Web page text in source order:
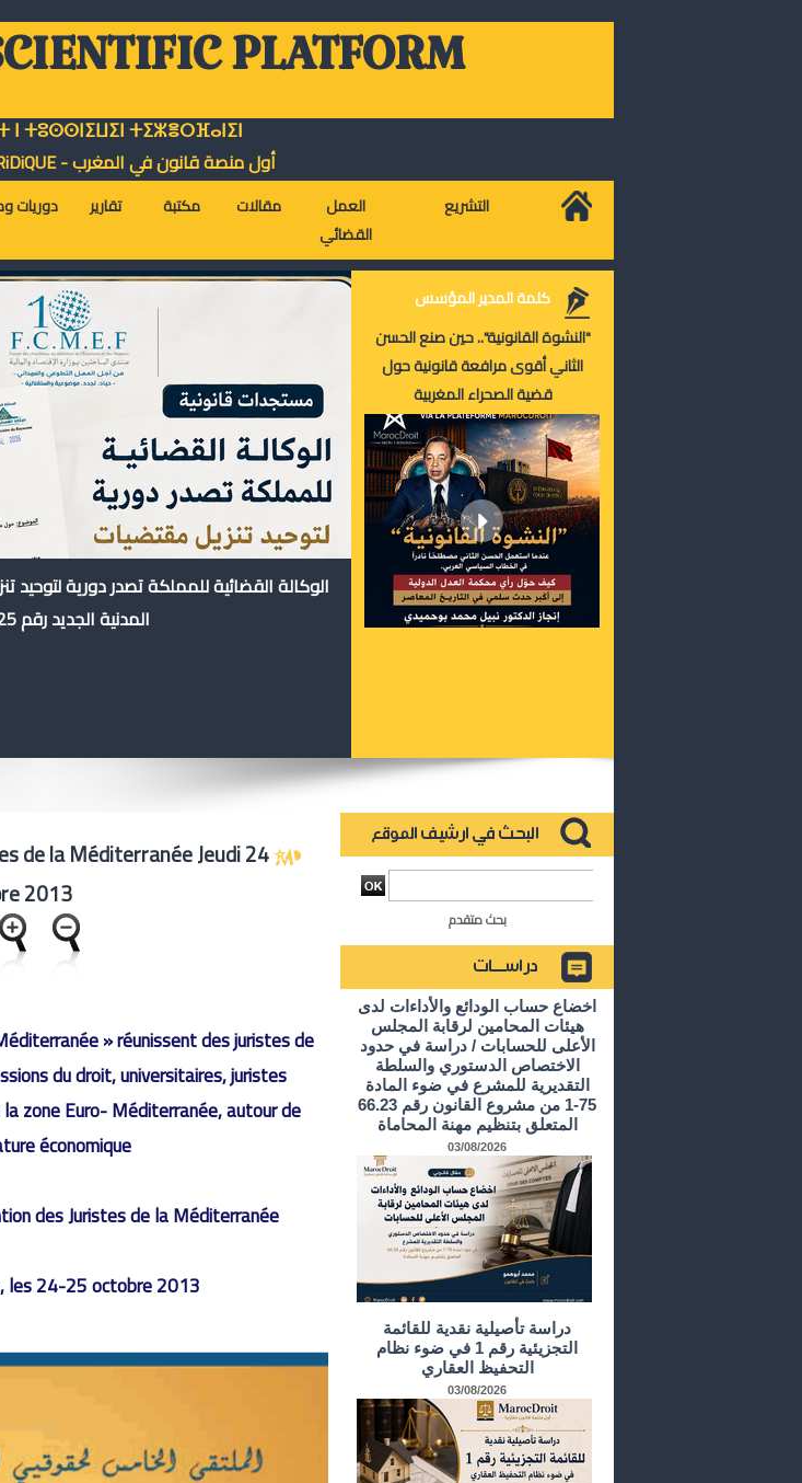
PLATFORM
ⵜⵓⵙⵙⵏⵉⵡⵉⵏ ⵜⵉⵣⴻⵔⴼⴰⵏⵉⵏ
أول منصة قانون في المغرب - SiTE DE VEiLLE JURiDiQUE
دوريات تقارير مكتبة مقالات
العمل
القضائي
التشريع
الوكالة القضائية للمملكة تصدر دورية
المدنية الجديد رقم 58.25
كلمة المدير المؤسس
"النشوة القانونية".. حين صنع الحسن
الثاني أقوى مرافعة قانونية حول
قضية الصحراء المغربية
de la Méditerranée Jeudi 24
2013
» réunissent des juristes de
du droit, universitaires, juristes
zone Euro- Méditerranée, autour de
économique.
des Juristes de la Méditerranée,
les 24-25 octobre 2013.
بحث متقدم
اخضاع حساب الودائع والأداءات لدى
هيئات المحامين لرقابة المجلس
الأعلى للحسابات / دراسة في حدود
الاختصاص الدستوري والسلطة
التقديرية للمشرع في ضوء المادة
75-1 من مشروع القانون رقم 66.23
المتعلق بتنظيم مهنة المحاماة
03/08/2026
دراسة تأصيلية نقدية للقائمة
التجزيئية رقم 1 في ضوء نظام
التحفيظ العقاري
03/08/2026